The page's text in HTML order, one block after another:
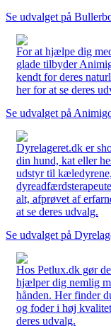
Se udvalget på
For at hjælpe dig
glade tilbyder
kendt for deres
her for at se deres
Se udvalget på
Dyrelageret.dk er
din hund, kat eller
udstyr til
alt, afprøvet af
at se deres udvalg.
Se udvalget på
Hos Petlux.dk gør
hjælper dig nemlig
hånden. Her finder
og foder i høj
deres udvalg.